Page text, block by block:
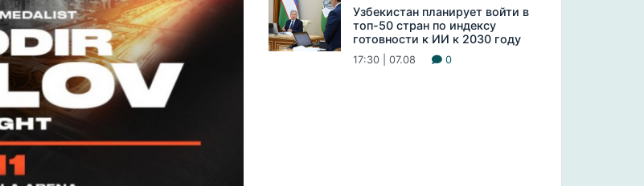
Узбекистан планирует войти в
топ-50 стран по индексу
готовности к ИИ к 2030 году
17:30 | 07.08 0